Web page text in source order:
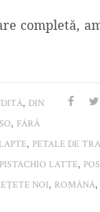
completă,
, DIN
, FĂRĂ
LAPTE, PETALE DE
PISTACHIO LATTE,
NOI, ROMÂNĂ,